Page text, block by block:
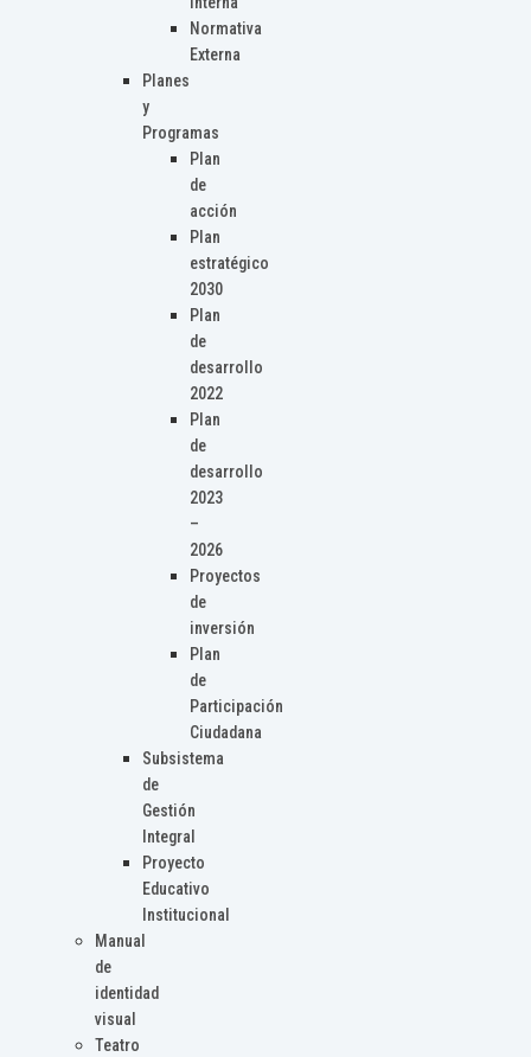
Normativa
Externa
Planes
y
Programas
Plan
de
acción
Plan
estratégico
2030
Plan
de
desarrollo
2022
Plan
de
desarrollo
2023
–
2026
Proyectos
de
inversión
Plan
de
Participación
Ciudadana
Subsistema
de
Gestión
Integral
Proyecto
Educativo
Institucional
Manual
de
identidad
visual
Teatro